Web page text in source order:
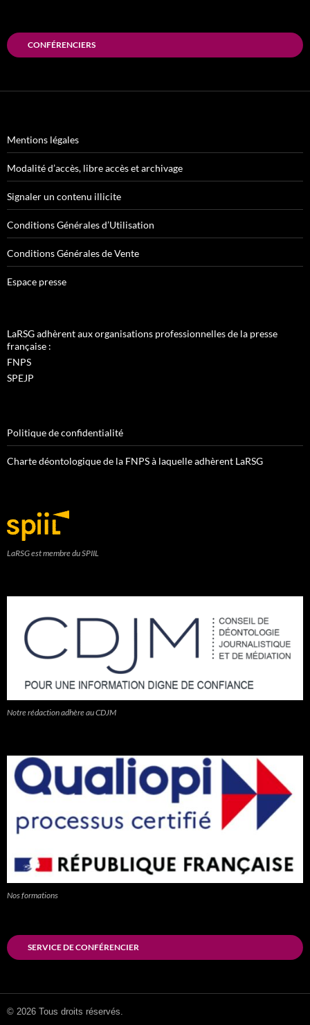
CONFÉRENCIERS
Mentions légales
Modalité d’accès, libre accès et archivage
Signaler un contenu illicite
Conditions Générales d’Utilisation
Conditions Générales de Vente
Espace presse
LaRSG adhèrent aux organisations professionnelles de la presse
française :
FNPS
SPEJP
Politique de confidentialité
Charte déontologique de la FNPS à laquelle adhèrent LaRSG
LaRSG est membre du SPIIL
Notre rédaction adhère au CDJM
Nos formations
SERVICE DE CONFÉRENCIER
© 2026 Tous droits réservés.